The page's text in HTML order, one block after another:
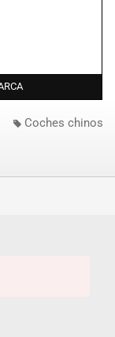
Coches chinos